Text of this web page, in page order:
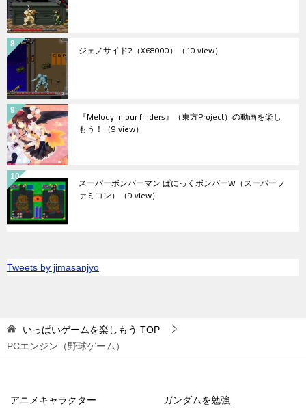
ジェノサイド2（X68000） （10 view）
『Melody in our finders』（東方Project）の動画を楽し
もう！ （9 view）
スーパーボンバーマン ぱにっくボンバーW（スーパーフ
ァミコン） （9 view）
Tweets by jimasanjyo
いっぱいゲームを楽しもう TOP
PCエンジン（野球ゲーム）
アニメキャラクター ガンダムを勉強